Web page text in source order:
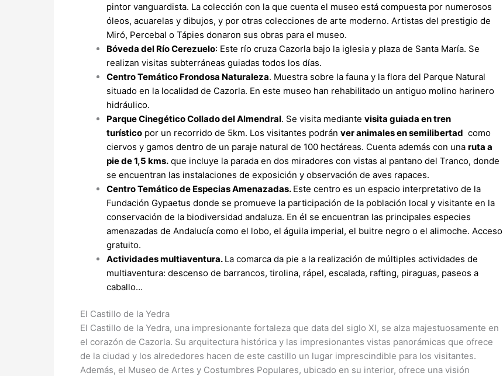
pintor vanguardista. La colección con la que cuenta el museo está compuesta por numerosos
óleos, acuarelas y dibujos, y por otras colecciones de arte moderno. Artistas del prestigio de
Miró, Percebal o Tápies donaron sus obras para el museo.
Bóveda del Río Cerezuelo: Este río cruza Cazorla bajo la iglesia y plaza de Santa María. Se
realizan visitas subterráneas guiadas todos los días.
Centro Temático Frondosa Naturaleza. Muestra sobre la fauna y la flora del Parque Natural
situado en la localidad de Cazorla. En este museo han rehabilitado un antiguo molino harinero
hidráulico.
Parque Cinegético Collado del Almendral. Se visita mediante visita guiada en tren
turístico por un recorrido de 5km. Los visitantes podrán ver animales en semilibertad como
ciervos y gamos dentro de un paraje natural de 100 hectáreas. Cuenta además con una ruta a
pie de 1,5 kms. que incluye la parada en dos miradores con vistas al pantano del Tranco, donde
se encuentran las instalaciones de exposición y observación de aves rapaces.
Centro Temático de Especias Amenazadas. Este centro es un espacio interpretativo de la
Fundación Gypaetus donde se promueve la participación de la población local y visitante en la
conservación de la biodiversidad andaluza. En él se encuentran las principales especies
amenazadas de Andalucía como el lobo, el águila imperial, el buitre negro o el alimoche. Acceso
gratuito.
Actividades multiaventura. La comarca da pie a la realización de múltiples actividades de
multiaventura: descenso de barrancos, tirolina, rápel, escalada, rafting, piraguas, paseos a
caballo…
El Castillo de la Yedra
El Castillo de la Yedra, una impresionante fortaleza que data del siglo XI, se alza majestuosamente en
el corazón de Cazorla. Su arquitectura histórica y las impresionantes vistas panorámicas que ofrece
de la ciudad y los alrededores hacen de este castillo un lugar imprescindible para los visitantes.
Además, el Museo de Artes y Costumbres Populares, ubicado en su interior, ofrece una visión